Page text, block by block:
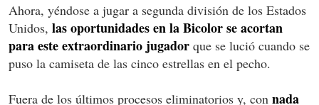
Ahora, yéndose a jugar a segunda división de los Estados
Unidos, las oportunidades en la Bicolor se acortan
para este extraordinario jugador que se lució cuando se
puso la camiseta de las cinco estrellas en el pecho.
Fuera de los últimos procesos eliminatorios y, con nada